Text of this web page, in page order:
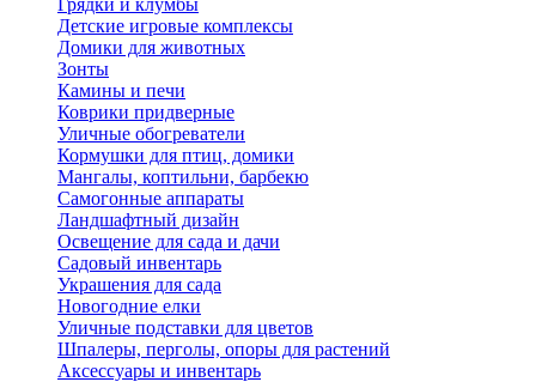
Грядки и клумбы
Детские игровые комплексы
Домики для животных
Зонты
Камины и печи
Коврики придверные
Уличные обогреватели
Кормушки для птиц, домики
Мангалы, коптильни, барбекю
Самогонные аппараты
Ландшафтный дизайн
Освещение для сада и дачи
Садовый инвентарь
Украшения для сада
Новогодние елки
Уличные подставки для цветов
Шпалеры, перголы, опоры для растений
Аксессуары и инвентарь